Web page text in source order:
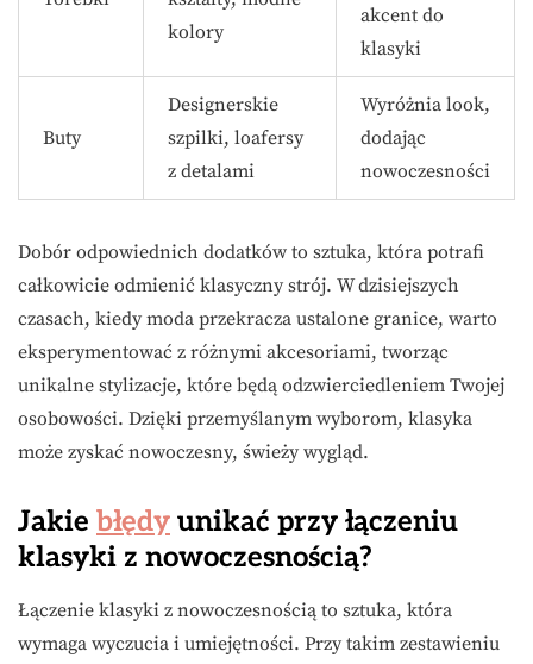
kolory
akcent do
klasyki
Buty
Designerskie
szpilki, loafersy
z detalami
Wyróżnia look,
dodając
nowoczesności
Dobór odpowiednich dodatków to sztuka, która potrafi
całkowicie odmienić klasyczny strój. W dzisiejszych
czasach, kiedy moda przekracza ustalone granice, warto
eksperymentować z różnymi akcesoriami, tworząc
unikalne stylizacje, które będą odzwierciedleniem Twojej
osobowości. Dzięki przemyślanym wyborom, klasyka
może zyskać nowoczesny, świeży wygląd.
Jakie błędy unikać przy łączeniu
klasyki z nowoczesnością?
Łączenie klasyki z nowoczesnością to sztuka, która
wymaga wyczucia i umiejętności. Przy takim zestawieniu